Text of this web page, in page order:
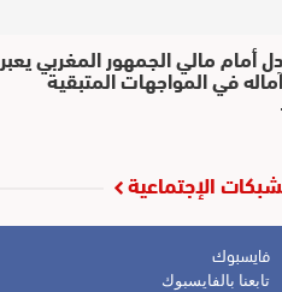
أمام مالي الجمهور المغربي يعبر
في المواجهات المتبقية
الإجتماعية
فايسبوك
تابعنا بالفايسبوك